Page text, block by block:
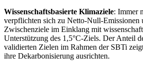
Wissenschaftsbasierte Klimaziele: Immer
verpflichten sich zu Netto-Null-Emissionen
Zwischenziele im Einklang mit
Unterstützung des 1,5°C-Ziels. Der Anteil
validierten Zielen im Rahmen der SBTi
ihre Dekarbonisierung ausrichten.